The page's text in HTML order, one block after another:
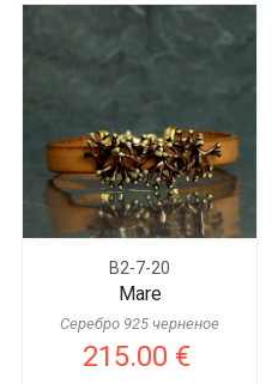
B2-7-20
Mare
Серебро 925 черненое
215.00 €